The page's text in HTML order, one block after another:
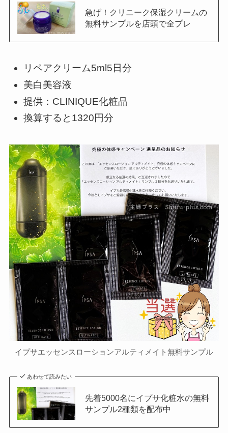
急げ！クリニーク保湿クリームの
無料サンプルを店頭で全プレ
リペアクリーム5ml5日分
美白美容液
提供：CLINIQUE化粧品
換算すると1320円分
イプサエッセンスローションアルティメイト無料サンプル
あわせて読みたい
先着5000名にイプサ化粧水の無料
サンプル2種類を配布中